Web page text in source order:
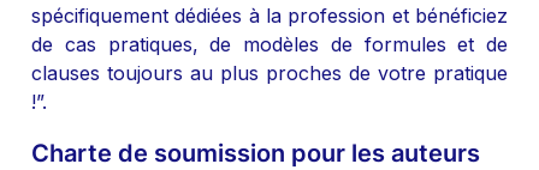
spécifiquement dédiées à la profession et bénéficiez
de cas pratiques, de modèles de formules et de
clauses toujours au plus proches de votre pratique
!”.
Charte de soumission pour les auteurs